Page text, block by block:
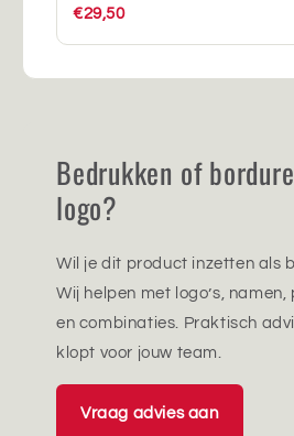
€29,50
Bedrukken of
logo?
Wil je dit product inzetten als
Wij helpen met logo’s,
en combinaties. Praktisch
klopt voor jouw team.
Vraag advies aan